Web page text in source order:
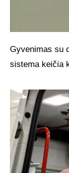
Gyvenimas su
sistema keičia